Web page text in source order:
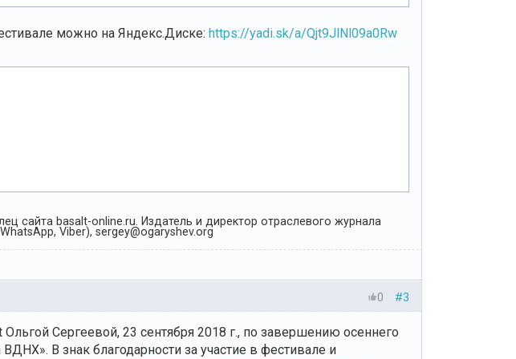
можно на Яндекс.Диске: https://yadi.sk/a/Qjt9JlNl09a0Rw
сайта basalt-online.ru. Издатель и директор отраслевого журнала
Viber), sergey@ogaryshev.org
#3
0
Сергеевой, 23 сентября 2018 г., по завершению осеннего
В знак благодарности за участие в фестивале и